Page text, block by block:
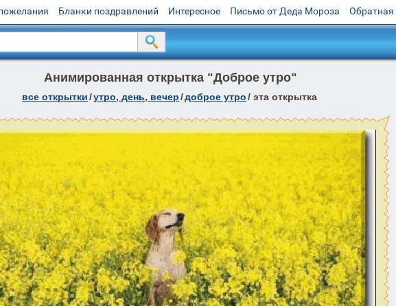
Бланки поздравлений Интересное Письмо от Деда Мороза Обратная
Анимированная открытка "Доброе утро"
все открытки/утро, день, вечер/доброе утро/ эта открытка